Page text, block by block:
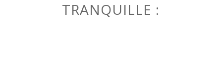
TRANQUILLE :